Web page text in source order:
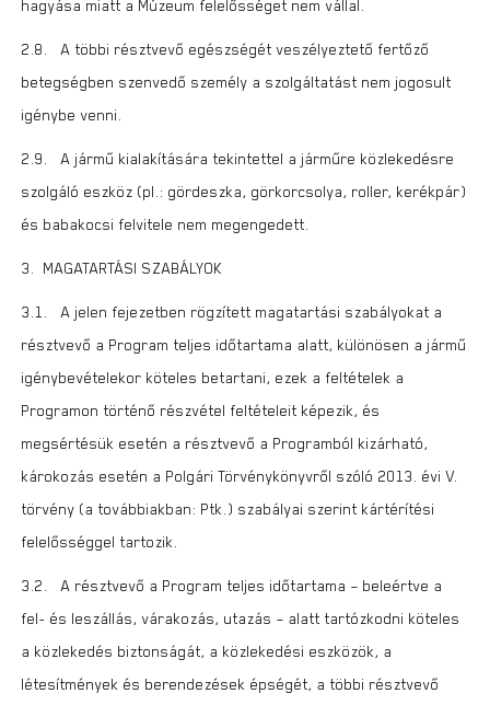
hagyása miatt a Múzeum felelősséget nem vállal.
2.8. A többi résztvevő egészségét veszélyeztető fertőző
betegségben szenvedő személy a szolgáltatást nem jogosult
igénybe venni.
2.9. A jármű kialakítására tekintettel a járműre közlekedésre
szolgáló eszköz (pl.: gördeszka, görkorcsolya, roller, kerékpár)
és babakocsi felvitele nem megengedett.
3. MAGATARTÁSI SZABÁLYOK
3.1. A jelen fejezetben rögzített magatartási szabályokat a
résztvevő a Program teljes időtartama alatt, különösen a jármű
igénybevételekor köteles betartani, ezek a feltételek a
Programon történő részvétel feltételeit képezik, és
megsértésük esetén a résztvevő a Programból kizárható,
károkozás esetén a Polgári Törvénykönyvről szóló 2013. évi V.
törvény (a továbbiakban: Ptk.) szabályai szerint kártérítési
felelősséggel tartozik.
3.2. A résztvevő a Program teljes időtartama – beleértve a
fel- és leszállás, várakozás, utazás – alatt tartózkodni köteles
a közlekedés biztonságát, a közlekedési eszközök, a
létesítmények és berendezések épségét, a többi résztvevő